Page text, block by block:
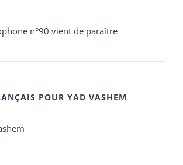
n°90 vient de paraître
POUR YAD VASHEM